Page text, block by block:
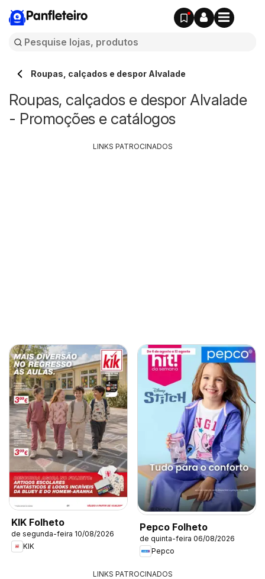
Panfleteiro
Roupas, calçados e despor Alvalade
Roupas, calçados e despor Alvalade
- Promoções e catálogos
KIK Folheto
de segunda-feira 10/08/2026
KIK
Pepco Folheto
de quinta-feira 06/08/2026
Pepco
LINKS PATROCINADOS
LINKS PATROCINADOS